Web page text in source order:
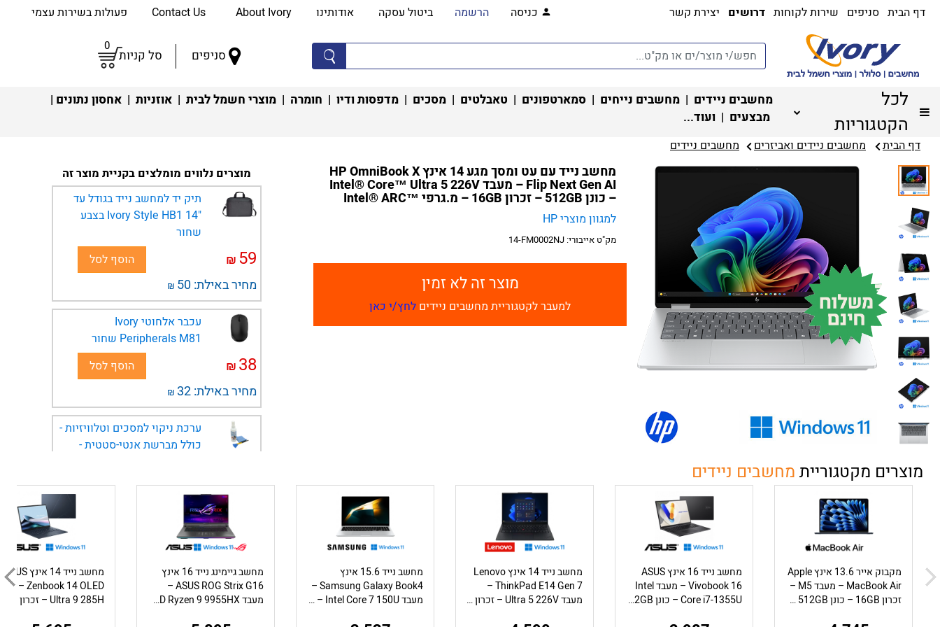
דף הבית סניפים שירות לקוחות דרושים יצירת קשר כניסה הרשמה ביטול עסקה אודותינו About Ivory פעולות בשירות עצמי
סניפים סל קניות
0
לכל
הקטגוריות
מחשבים ניידים | מחשבים נייחים | סמארטפונים | טאבלטים | מסכים | מדפסות ודיו | חומרה | מוצרי חשמל לבית | אוזניות | אחסון נתונים |
מבצעים | ועוד...
דף הבית מחשבים ניידים ואביזרים מחשבים ניידים‏
מחשב נייד עם עט ומסך מגע 14 אינץ HP OmniBook X
Flip Next Gen AI – מעבד Intel® Core™ Ultra 5 226V
– כונן 512GB – זכרון 16GB – מ.גרפי ™Intel® ARC
למגוון מוצרי HP
מק"ט אייבורי: 14-FM0002NJ
מוצר זה לא זמין
למעבר לקטגוריית מחשבים ניידים לחץ/י כאן
מוצרים נלווים מומלצים בקניית מוצר זה
תיק יד למחשב נייד בגודל עד
"14 Ivory Style HB1 בצבע
שחור
59
₪
מחיר באילת:50
₪
הוסף לסל
עכבר אלחוטי Ivory
Peripherals M81 שחור
38
₪
מחיר באילת:32
₪
הוסף לסל
ערכת ניקוי למסכים וטלוויזיות -
כולל מברשת אנטי-סטטית -
13
₪
מחיר באילת:11
הוסף לסל
תיק גב למחשב נייד עד 15.6
אינץ' בצבע שחור Ebox ENL02-
B
85
מוצרים מקטגוריית מחשבים ניידים
מקבוק אייר 13.6 אינץ Apple
MacBook Air – מעבד M5 –
זכרון 16GB – כונן 512GB – מ.גרפי 8 ליבות – צבע Midnight
מחשב נייד 16 אינץ ASUS
Vivobook 16 – מעבד Intel
Core i7-1355U – כונן 512GB – זכרון 16GB – מ.גרפי Intel UHD – צבע Indie B...
מחשב נייד 14 אינץ Lenovo
ThinkPad E14 Gen 7 –
מעבד Ultra 5 226V – זכרון 16GB – כונן 512GB – מ.גרפי Intel Arc
מחשב נייד 15.6 אינץ
Samsung Galaxy Book4 –
מעבד Intel Core 7 150U – זכרון 16GB – כונן 512GB – מ.גרפי Intel Graphics – צב...
מחשב גיימינג נייד 16 אינץ
ASUS ROG Strix G16 –
מעבד AMD Ryzen 9 9955HX – כונן 1TB – זכרון 16GB – כ.מסך GeForce RTX 5050
מחשב נייד 14 אינץ ASUS
Zenbook 14 OLED – מעבד